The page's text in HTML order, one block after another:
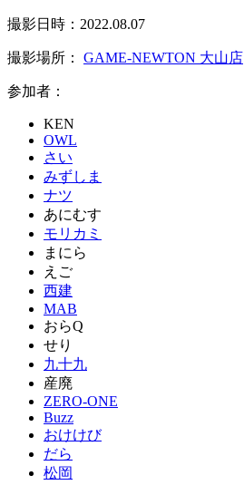
撮影日時：2022.08.07
撮影場所： GAME-NEWTON 大山店
参加者：
KEN
OWL
さい
みずしま
ナツ
あにむす
モリカミ
まにら
えご
西建
MAB
おらQ
せり
九十九
産廃
ZERO-ONE
Buzz
おけけび
だら
松岡